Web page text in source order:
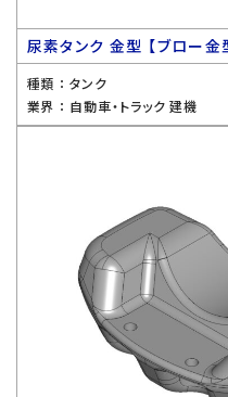
尿素タンク 金型 【ブロー金
種類 ： タンク
業界 ： 自動車・トラック 建機